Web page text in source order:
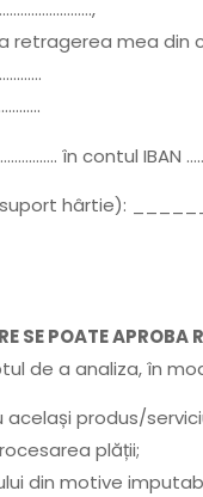
retragerea mea
în contul IBAN
hârtie):
SE POATE APROBA
de a analiza, în
produs/
plății;
din motive